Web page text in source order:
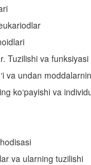
Tuzilishi va funksiyasi
va undan
ko‘payishi va
va ularning tuzilishi